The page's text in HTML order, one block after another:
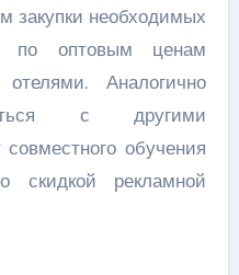
закупки необходимых
по оптовым ценам
Аналогично
с другими
обучения
скидкой рекламной